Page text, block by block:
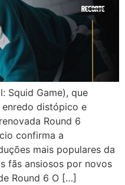
Squid Game), que
distópico e
Round 6
confirma a
mais populares da
fãs ansiosos por novos
Round 6 O […]